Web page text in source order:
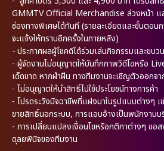
GMMTV Official Merchandise ล่วงหน้า แ
ช่องทางพิเศษได้ทันที (รายละเอียดและขั้นตอน
จะแจ้งให้ทราบอีกครั้งในภายหลัง)
-ประกาศผลผู้โชคดีได้ร่วมเล่นกิจกรรมและขบว
- ผู้จัดงานไม่อนุญาตให้บันทึกภาพวิดีโอหรือ
เด็ดขาด หากฝ่าฝืน ทางทีมงานจะเชิญตัวออกจ
- ไม่อนุญาตให้นำสิทธิ์ไปใช้ประโยชน์ทางการค้า
- โปรดระวังมิจฉาชีพที่แฝงมาในรูปแบบต่างๆ
ขายสิทธิ์นอกระบบ, การแอบอ้างเป็นพนักงาน
- การเปลี่ยนแปลงเงื่อนไขหรือกติกาต่างๆ ขอ
ดุลยพินิจของทีมงาน